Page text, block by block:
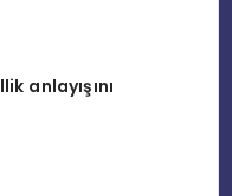
anlayışını